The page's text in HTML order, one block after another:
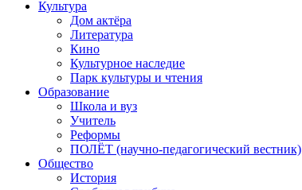
Культура
Дом актёра
Литература
Кино
Культурное наследие
Парк культуры и чтения
Образование
Школа и вуз
Учитель
Реформы
ПОЛЁТ (научно-педагогический вестник)
Общество
История